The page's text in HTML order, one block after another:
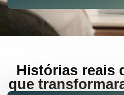
Histórias reais
que